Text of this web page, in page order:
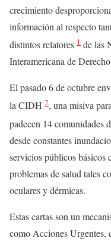
crecimiento
información al respecto
distintos relatores 1 de las
Interamericana de
El pasado 6 de octubre
la CIDH 2, una misiva
padecen 14 comunidades
desde constantes
servicios públicos básicos
problemas de salud tales
oculares y dérmicas.
Estas cartas son un
como Acciones Urgentes,